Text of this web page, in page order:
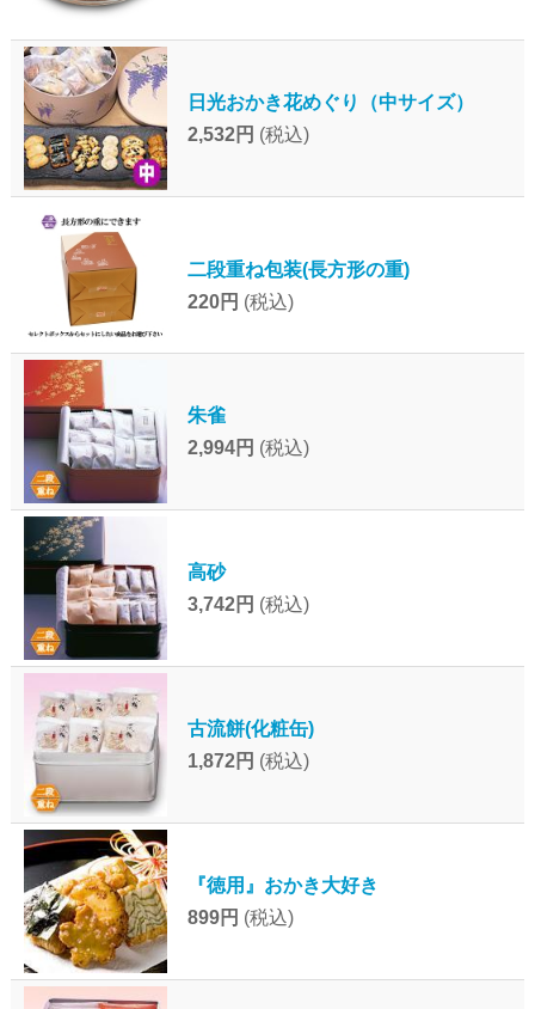
日光おかき花めぐり（中サイズ）
2,532円 (税込)
二段重ね包装(長方形の重)
220円 (税込)
朱雀
2,994円 (税込)
高砂
3,742円 (税込)
古流餅(化粧缶)
1,872円 (税込)
『徳用』おかき大好き
899円 (税込)